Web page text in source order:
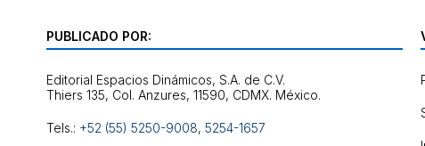
PUBLICADO POR:
Editorial Espacios Dinámicos, S.A. de C.V.
Tels.: +52 (55) 5250-9008, 5254-1657